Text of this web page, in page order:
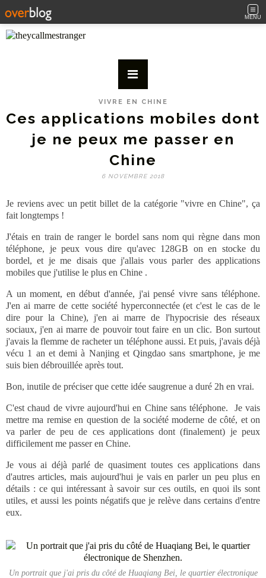
MENU
VIVRE EN CHINE
Ces applications mobiles dont
je ne peux me passer en
Chine
6 NOVEMBRE 2018
Je reviens avec un petit billet de la catégorie "vivre en Chine", ça
fait longtemps !
J'étais en train de ranger le bordel sans nom qui règne dans mon
téléphone, je peux vous dire qu'avec 128GB on en stocke du
bordel, et je me disais que j'allais vous parler des applications
mobiles que j'utilise le plus en Chine .
A un moment, en début d'année, j'ai pensé vivre sans téléphone.
J'en ai marre de cette société hyperconnectée (et c'est le cas de le
dire pour la Chine), j'en ai marre de l'hypocrisie des réseaux
sociaux, j'en ai marre de pouvoir tout faire en un clic. Bon surtout
j'avais la flemme de racheter un téléphone aussi. Et puis, j'avais déjà
vécu 1 an et demi à Nanjing et Qingdao sans smartphone, je me
suis bien débrouillée après tout.
Bon, inutile de préciser que cette idée saugrenue a duré 2h en vrai.
C'est chaud de vivre aujourd'hui en Chine sans téléphone. Je vais
mettre ma remise en question de la société moderne de côté, et on
va parler de peu de ces applications dont (finalement) je peux
difficilement me passer en Chine.
Je vous ai déjà parlé de quasiment toutes ces applications dans
d'autres articles, mais aujourd'hui je vais en parler un peu plus en
détails : ce qui intéressant à savoir sur ces outils, en quoi ils sont
utiles, et aussi les points négatifs que je relève dans certains d'entre
eux.
Un portrait que j'ai pris du côté de Huaqiang Bei, le quartier électronique